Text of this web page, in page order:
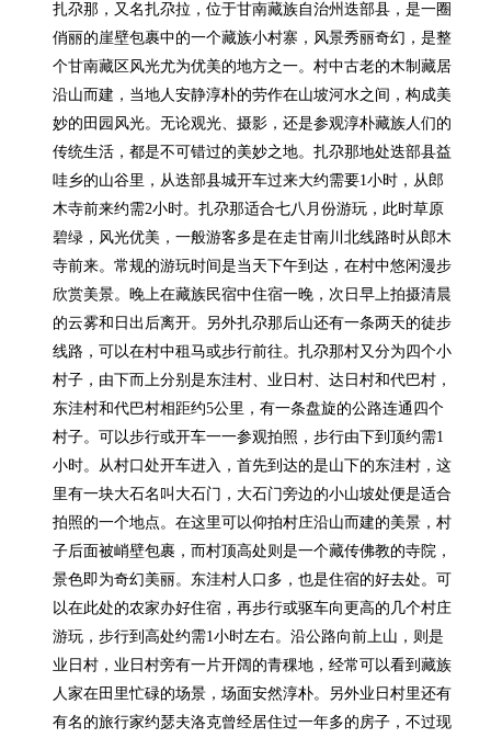
扎尕那，又名扎尕拉，位于甘南藏族自治州迭部县，是一圈
俏丽的崖壁包裹中的一个藏族小村寨，风景秀丽奇幻，是整
个甘南藏区风光尤为优美的地方之一。村中古老的木制藏居
沿山而建，当地人安静淳朴的劳作在山坡河水之间，构成美
妙的田园风光。无论观光、摄影，还是参观淳朴藏族人们的
传统生活，都是不可错过的美妙之地。扎尕那地处迭部县益
哇乡的山谷里，从迭部县城开车过来大约需要1小时，从郎
木寺前来约需2小时。扎尕那适合七八月份游玩，此时草原
碧绿，风光优美，一般游客多是在走甘南川北线路时从郎木
寺前来。常规的游玩时间是当天下午到达，在村中悠闲漫步
欣赏美景。晚上在藏族民宿中住宿一晚，次日早上拍摄清晨
的云雾和日出后离开。另外扎尕那后山还有一条两天的徒步
线路，可以在村中租马或步行前往。扎尕那村又分为四个小
村子，由下而上分别是东洼村、业日村、达日村和代巴村，
东洼村和代巴村相距约5公里，有一条盘旋的公路连通四个
村子。可以步行或开车一一参观拍照，步行由下到顶约需1
小时。从村口处开车进入，首先到达的是山下的东洼村，这
里有一块大石名叫大石门，大石门旁边的小山坡处便是适合
拍照的一个地点。在这里可以仰拍村庄沿山而建的美景，村
子后面被峭壁包裹，而村顶高处则是一个藏传佛教的寺院，
景色即为奇幻美丽。东洼村人口多，也是住宿的好去处。可
以在此处的农家办好住宿，再步行或驱车向更高的几个村庄
游玩，步行到高处约需1小时左右。沿公路向前上山，则是
业日村，业日村旁有一片开阔的青稞地，经常可以看到藏族
人家在田里忙碌的场景，场面安然淳朴。另外业日村里还有
有名的旅行家约瑟夫洛克曾经居住过一年多的房子，不过现